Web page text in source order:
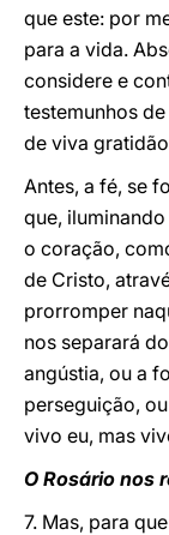
que este: por
para a vida.
considere e
testemunhos
de viva
Antes, a fé, se
que,
o coração,
de Cristo,
prorromper
nos separará
angústia, ou a
perseguição,
vivo eu, mas
O Rosário nos
7. Mas, para